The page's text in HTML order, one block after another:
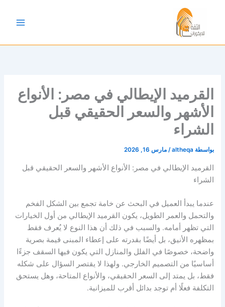
المحتوى
القرميد الإيطالي في مصر: الأنواع
الأشهر والسعر الحقيقي قبل
الشراء
بواسطة altheqa
/مارس 16, 2026
القرميد الإيطالي في مصر: الأنواع الأشهر والسعر الحقيقي قبل
الشراء
عندما يبدأ العميل في البحث عن خامة تجمع بين الشكل الفخم
والتحمل والعمر الطويل، يكون القرميد الإيطالي من أول الخيارات
التي تظهر أمامه. والسبب في ذلك أن هذا النوع لا يُعرف فقط
بمظهره الأنيق، بل أيضًا بقدرته على إعطاء المبنى قيمة بصرية
واضحة، خصوصًا في الفلل والمنازل التي يكون فيها السقف جزءًا
أساسيًا من التصميم الخارجي. ولهذا لا يقتصر السؤال على شكله
فقط، بل يمتد إلى السعر الحقيقي، والأنواع المتاحة، وهل يستحق
التكلفة فعلًا أم توجد بدائل أقرب للميزانية.